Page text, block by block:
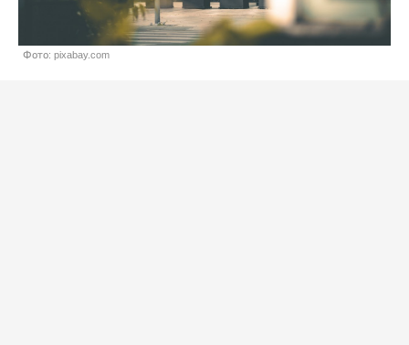
Фото: pixabay.com